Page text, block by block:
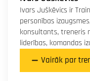
Ivars Juškēvics ir
personības
konsultants, treneris
liderības, komandas
Vairāk par